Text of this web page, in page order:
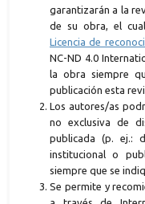
garantizarán a la
de su obra, el
Licencia de
NC-ND 4.0
la obra siempre
publicación esta
Los autores/as
no exclusiva de
publicada (p. ej.:
institucional o
siempre que se
Se permite y